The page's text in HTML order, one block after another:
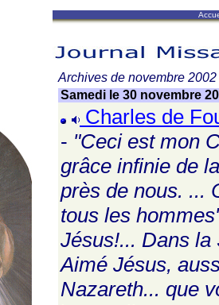
Archives de novembre 2002
Samedi le 30 novembre
Charles de
- "Ceci est mon
grâce infinie de
près de nous. ...
tous les
Jésus!... Dans la
Aimé Jésus,
Nazareth... que